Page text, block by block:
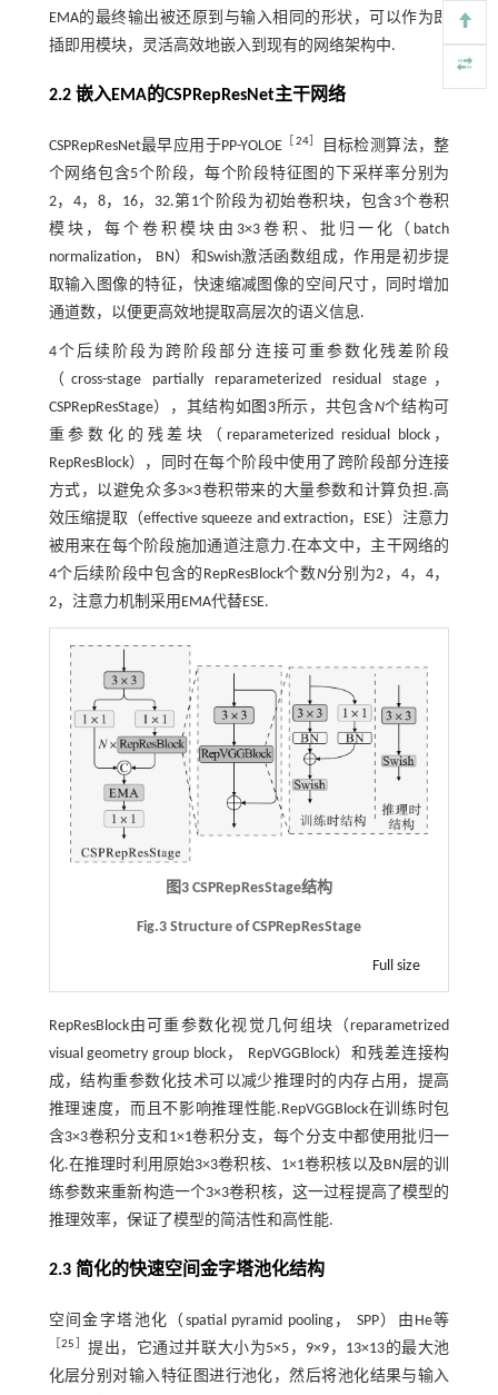
EMA的最终输出被还原到与输入相同的形状，可以作为即
插即用模块，灵活高效地嵌入到现有的网络架构中.
2.2 嵌入EMA的CSPRepResNet主干网络
CSPRepResNet最早应用于PP-YOLOE 24］
目标检测算法，整
个网络包含5个阶段，每个阶段特征图的下采样率分别为
2，4，8，16，32.第1个阶段为初始卷积块，包含3个卷积
模块，每个卷积模块由3×3卷积、批归一化（batch
normalization， BN）和Swish激活函数组成，作用是初步提
取输入图像的特征，快速缩减图像的空间尺寸，同时增加
通道数，以便更高效地提取高层次的语义信息.
4个后续阶段为跨阶段部分连接可重参数化残差阶段
（cross-stage partially reparameterized residual stage，
CSPRepResStage），其结构如 图3所示，共包含N个结构可
重参数化的残差块（reparameterized residual block，
RepResBlock），同时在每个阶段中使用了跨阶段部分连接
方式，以避免众多3×3卷积带来的大量参数和计算负担.高
效压缩提取（effective squeeze and extraction，ESE）注意力
被用来在每个阶段施加通道注意力.在本文中，主干网络的
4个后续阶段中包含的RepResBlock个数N分别为2，4，4，
2，注意力机制采用EMA代替ESE.
图3 CSPRepResStage结构
Fig.3 Structure of CSPRepResStage
Full size
RepResBlock由可重参数化视觉几何组块（reparametrized
visual geometry group block， RepVGGBlock）和残差连接构
成，结构重参数化技术可以减少推理时的内存占用，提高
推理速度，而且不影响推理性能.RepVGGBlock在训练时包
含3×3卷积分支和1×1卷积分支，每个分支中都使用批归一
化.在推理时利用原始3×3卷积核、1×1卷积核以及BN层的训
练参数来重新构造一个3×3卷积核，这一过程提高了模型的
推理效率，保证了模型的简洁性和高性能.
2.3 简化的快速空间金字塔池化结构
空间金字塔池化（spatial pyramid pooling， SPP）由He等
［25 ］提出，它通过并联大小为5×5，9×9，13×13的最大池
化层分别对输入特征图进行池化，然后将池化结果与输入